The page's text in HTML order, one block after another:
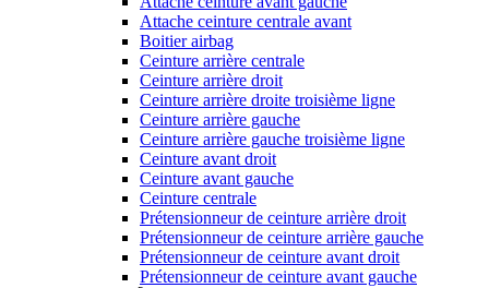
Attache ceinture centrale avant
Boitier airbag
Ceinture arrière centrale
Ceinture arrière droit
Ceinture arrière droite troisième ligne
Ceinture arrière gauche
Ceinture arrière gauche troisième ligne
Ceinture avant droit
Ceinture avant gauche
Ceinture centrale
Prétensionneur de ceinture arrière droit
Prétensionneur de ceinture arrière gauche
Prétensionneur de ceinture avant droit
Prétensionneur de ceinture avant gauche